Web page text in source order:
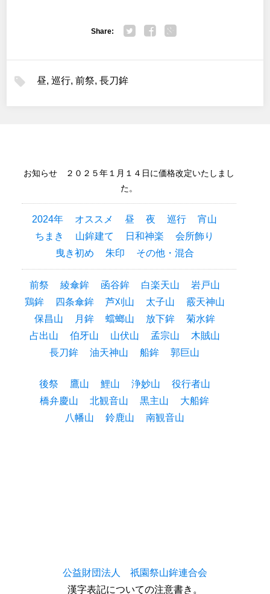
Share:
昼, 巡行, 前祭, 長刀鉾
お知らせ ２０２５年１月１４日に価格改定いたしまし
た。
2024年 オススメ 昼 夜 巡行
宵山
ちまき
山鉾建て 日和神楽
会所飾り
曳き初め
朱印 その他・混合
前祭 綾傘鉾 函谷鉾 白楽天山
岩戸山
鶏鉾
四条傘鉾 芦刈山 太子山
霰天神山
保昌山
月鉾 蟷螂山 放下鉾
菊水鉾
占出山
伯牙山 山伏山 孟宗山
木賊山
長刀鉾
油天神山 船鉾 郭巨山
後祭 鷹山 鯉山 浄妙山
役行者山
橋弁慶山
北観音山 黒主山
大船鉾
八幡山
鈴鹿山 南観音山
公益財団法人 祇園祭山鉾連合会
漢字表記についての注意書き。